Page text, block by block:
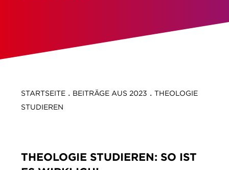
IMPRESSUM
STARTSEITE. BEITRÄGE AUS 2023 . THEOLOGIE
STUDIEREN
THEOLOGIE STUDIEREN: SO IST